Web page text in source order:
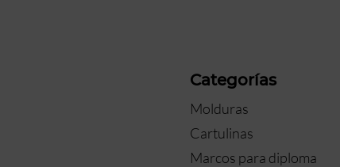
Categorías
Molduras
Cartulinas
Marcos para diploma